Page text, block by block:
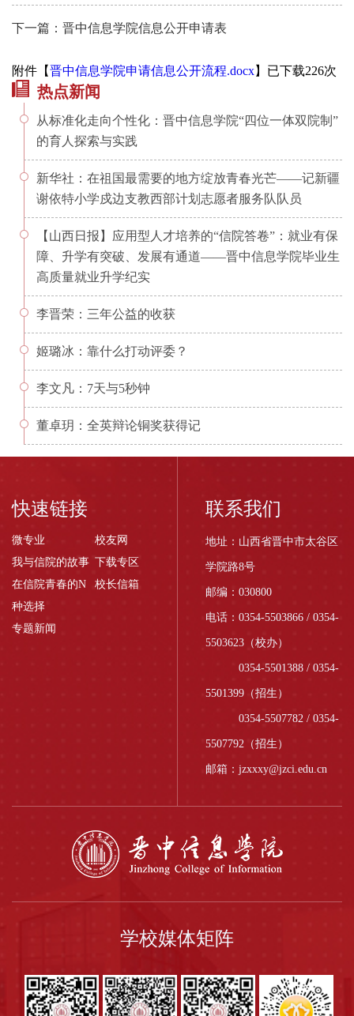
下一篇：晋中信息学院信息公开申请表
附件【晋中信息学院申请信息公开流程.docx】已下载226次
热点新闻
从标准化走向个性化：晋中信息学院“四位一体双院制”
的育人探索与实践
新华社：在祖国最需要的地方绽放青春光芒——记新疆
谢依特小学戍边支教西部计划志愿者服务队队员
【山西日报】应用型人才培养的“信院答卷”：就业有保
障、升学有突破、发展有通道——晋中信息学院毕业生
高质量就业升学纪实
李晋荣：三年公益的收获
姬璐冰：靠什么打动评委？
李文凡：7天与5秒钟
董卓玥：全英辩论铜奖获得记
快速链接
微专业
校友网
我与信院的故事 下载专区
在信院青春的N
种选择
校长信箱
专题新闻
联系我们
地址：山西省晋中市太谷区
学院路8号
邮编：030800
电话：0354-5503866 / 0354-
5503623（校办）
0354-5501388 / 0354-
5501399（招生）
0354-5507782 / 0354-
5507792（招生）
邮箱：jzxxxy@jzci.edu.cn
学校媒体矩阵